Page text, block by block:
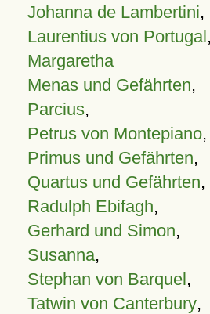
Johanna de Lambertini,
Laurentius von Portugal,
Margaretha
Menas und Gefährten,
Parcius,
Petrus von Montepiano,
Primus und Gefährten,
Quartus und Gefährten,
Radulph Ebifagh,
Gerhard und Simon,
Susanna,
Stephan von Barquel,
Tatwin von Canterbury,